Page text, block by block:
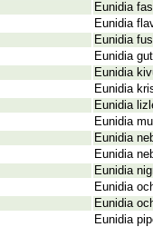
Eunidia
Eunidia
Eunidia
Eunidia
Eunidia
Eunidia
Eunidia
Eunidia
Eunidia
Eunidia
Eunidia
Eunidia
Eunidia
Eunidia